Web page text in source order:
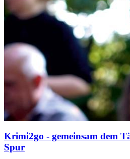
Krimi2go - gemeinsam dem
Spur